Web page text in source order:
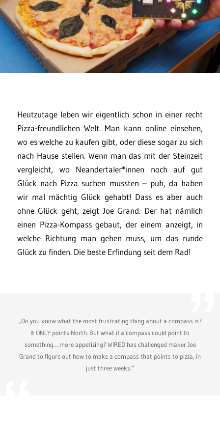
Heutzutage leben wir eigentlich schon in einer recht
Pizza-freundlichen Welt. Man kann online einsehen,
wo es welche zu kaufen gibt, oder diese sogar zu sich
nach Hause stellen. Wenn man das mit der Steinzeit
vergleicht, wo Neandertaler*innen noch auf gut
Glück nach Pizza suchen mussten – puh, da haben
wir mal mächtig Glück gehabt! Dass es aber auch
ohne Glück geht, zeigt Joe Grand. Der hat nämlich
einen Pizza-Kompass gebaut, der einem anzeigt, in
welche Richtung man gehen muss, um das runde
Glück zu finden. Die beste Erfindung seit dem Rad!
„Do you know what the most frustrating thing about a compass is?
It ONLY points North. But what if a compass could point to
something….more appetizing? WIRED has challenged maker Joe
Grand to figure out how to make a compass that points to pizza, in
just three weeks.“